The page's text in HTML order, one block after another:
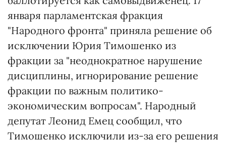
января парламентская фракция
"Народного фронта" приняла решение об
исключении Юрия Тимошенко из
фракции за "неоднократное нарушение
дисциплины, игнорирование решение
фракции по важным политико-
экономическим вопросам". Народный
депутат Леонид Емец сообщил, что
Тимошенко исключили из-за его решения